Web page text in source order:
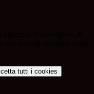
tutti i cookies